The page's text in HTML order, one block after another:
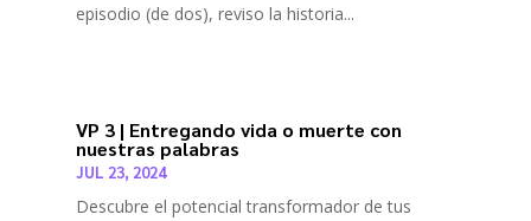
episodio (de dos), reviso la historia...
VP 3 | Entregando vida o muerte con
nuestras palabras
JUL 23, 2024
Descubre el potencial transformador de tus